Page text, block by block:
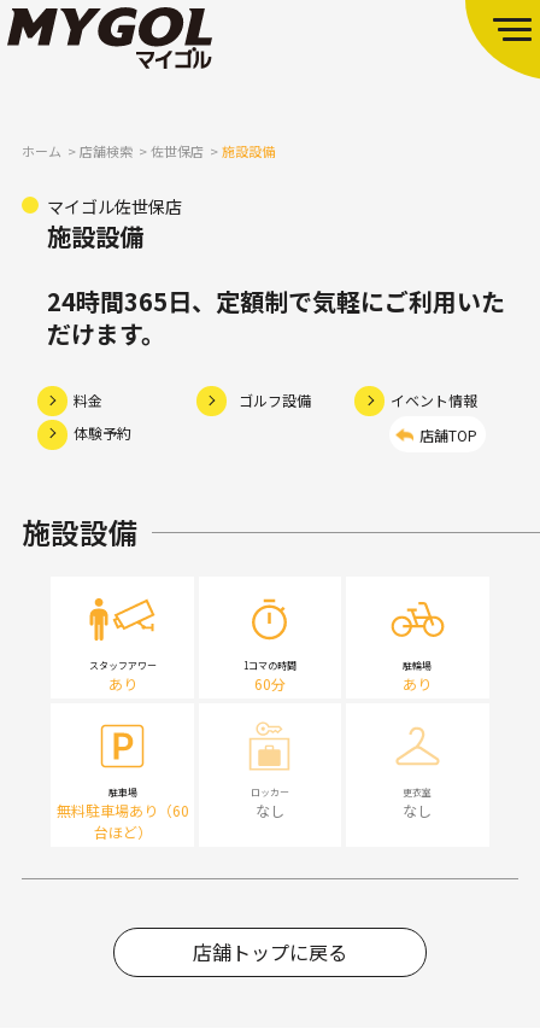
ホーム 店舗検索 佐世保店 施設設備
マイゴル佐世保店
施設設備
24時間365日、定額制で気軽にご利用いた
だけます。
料金 ゴルフ設備
イベント情報
体験予約
店舗TOP
施設設備
スタッフアワー
あり
1コマの時間
60分
駐輪場
あり
駐車場
無料駐車場あり（60
台ほど）
ロッカー
なし
更衣室
なし
店舗トップに戻る